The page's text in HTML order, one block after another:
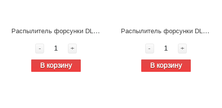
Распылитель форсунки DLLA150P224
-
+
В корзину
Распылитель форсунки DLLA140P629
-
+
В корзину